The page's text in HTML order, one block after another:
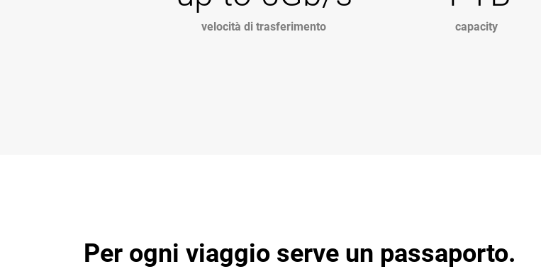
velocità di trasferimento capacity
Per ogni viaggio serve un passaporto.